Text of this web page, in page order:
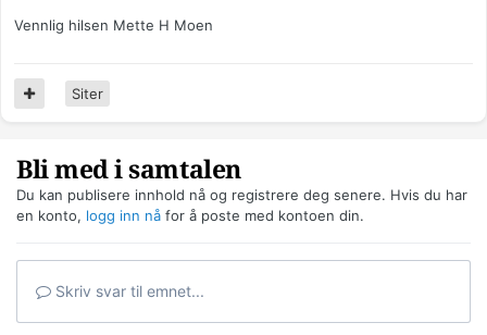
Vennlig hilsen Mette H Moen
Siter
Bli med i samtalen
Du kan publisere innhold nå og registrere deg senere. Hvis du har
en konto, logg inn nå for å poste med kontoen din.
Skriv svar til emnet...